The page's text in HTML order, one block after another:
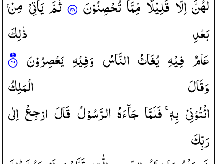
لَهُنَّ اِلَّا قَلِیْلًا مِّمَّاتُحْصِنُوْنَ ثُمَّیَاْتِیْ مِنْ
بَعْدِ
ذٰلِكَ
عَامٌ فِیْهِ یُغَاثُ النَّاسُ وَفِیْهِ یَعْصِرُوْنَ
وَقَالَ
الْمَلِكُ
ائْتُوْنِیْ بِهٖ ۚ فَلَمَّا جَآءَهُ الرَّسُوْلُ قَالَ ارْجِعْ اِلٰی
رَبِّكَ